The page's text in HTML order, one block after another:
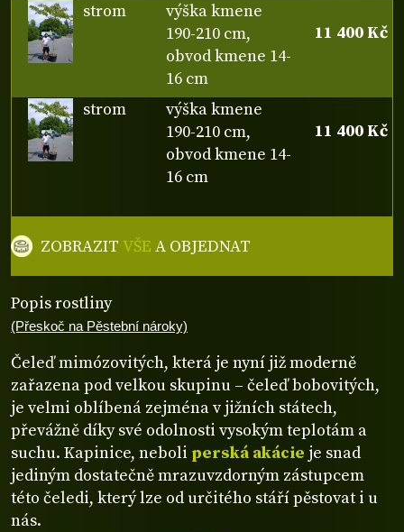
Popis rostliny
(Přeskoč na Pěstební nároky)
Čeleď mimózovitých, která je nyní již moderně
zařazena pod velkou skupinu – čeleď bobovitých,
je velmi oblíbená zejména v jižních státech,
převážně díky své odolnosti vysokým teplotám a
suchu. Kapinice, neboli perská akácie je snad
jediným dostatečně mrazuvzdorným zástupcem
této čeledi, který lze od určitého stáří pěstovat i u
nás.
strom
výška kmene
190-210 cm,
obvod kmene 14-
16 cm
11 400 Kč
strom
výška kmene
190-210 cm,
obvod kmene 14-
16 cm
11 400 Kč
ZOBRAZITVŠE A OBJEDNAT